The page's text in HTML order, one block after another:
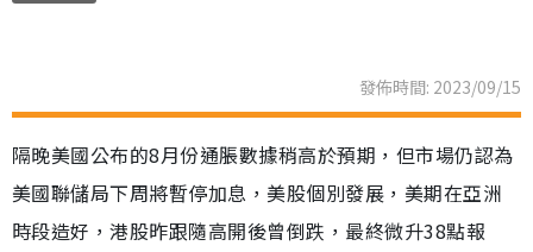
發佈時間: 2023/09/15
隔晚美國公布的8月份通脹數據稍高於預期，但市場仍認為
美國聯儲局下周將暫停加息，美股個別發展，美期在亞洲
時段造好，港股昨跟隨高開後曾倒跌，最終微升38點報